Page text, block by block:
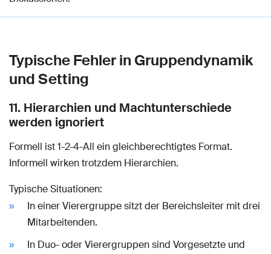
Typische Fehler in Gruppendynamik
und Setting
11. Hierarchien und Machtunterschiede
werden ignoriert
Formell ist 1-2-4-All ein gleichberechtigtes Format.
Informell wirken trotzdem Hierarchien.
Typische Situationen:
In einer Vierergruppe sitzt der Bereichsleiter mit drei
Mitarbeitenden.
In Duo- oder Vierergruppen sind Vorgesetzte und